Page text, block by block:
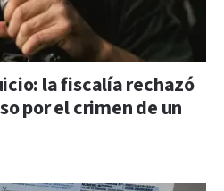
la fiscalía rechazó
por el crimen de un